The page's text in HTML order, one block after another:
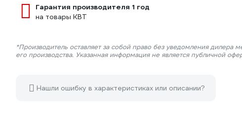
Гарантия производителя 1 год
на товары КВТ
*Производитель оставляет за собой право без уведомления дилера
его производства. Указанная информация не является публичной
Нашли ошибку в характеристиках или описании?